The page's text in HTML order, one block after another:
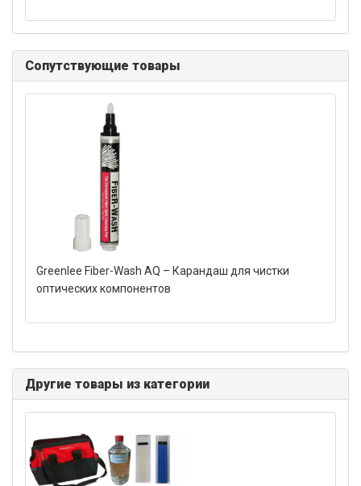
Сопутствующие товары
Greenlee Fiber-Wash AQ – Карандаш для чистки
оптических компонентов
Другие товары из категории